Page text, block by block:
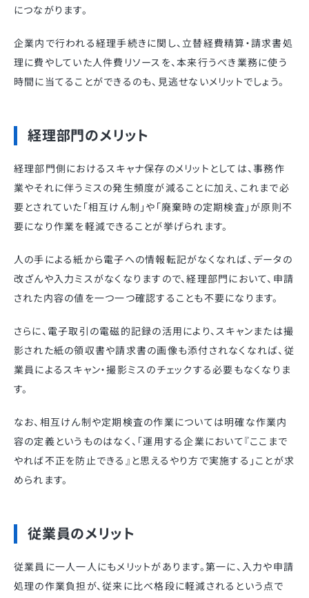
につながります。
企業内で行われる経理手続きに関し、立替経費精算・請求書処
理に費やしていた人件費リソースを、本来行うべき業務に使う
時間に当てることができるのも、見逃せないメリットでしょう。
経理部門のメリット
経理部門側におけるスキャナ保存のメリットとしては、事務作
業やそれに伴うミスの発生頻度が減ることに加え、これまで必
要とされていた「相互けん制」や「廃棄時の定期検査」が原則不
要になり作業を軽減できることが挙げられます。
人の手による紙から電子への情報転記がなくなれば、データの
改ざんや入力ミスがなくなりますので、経理部門において、申請
された内容の値を一つ一つ確認することも不要になります。
さらに、電子取引の電磁的記録の活用により、スキャンまたは撮
影された紙の領収書や請求書の画像も添付されなくなれば、従
業員によるスキャン・撮影ミスのチェックする必要もなくなりま
す。
なお、相互けん制や定期検査の作業については明確な作業内
容の定義というものはなく、「運用する企業において『ここまで
やれば不正を防止できる』と思えるやり方で実施する」ことが求
められます。
従業員のメリット
従業員に一人一人にもメリットがあります。第一に、入力や申請
処理の作業負担が、従来に比べ格段に軽減されるという点で